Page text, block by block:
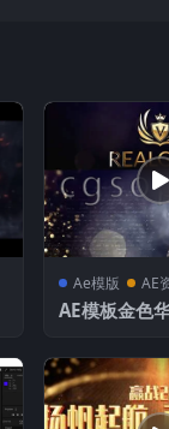
Ae模版 AE
AE模板金色